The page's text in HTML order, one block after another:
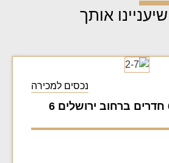
אותך
נכסים למכירה
למכירה: דירת 6 חדרים ברחוב ירושלים 6